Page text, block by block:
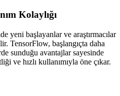
Kolaylığı
yeni başlayanlar ve araştırmacılar
TensorFlow, başlangıçta daha
sunduğu avantajlar sayesinde
ve hızlı kullanımıyla öne çıkar.